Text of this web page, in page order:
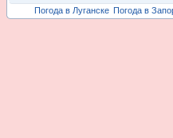
Погода в Луганске Погода в